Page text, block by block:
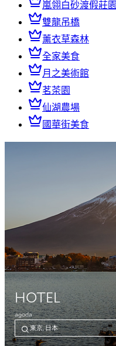
嵐翎白砂渡假莊園
雙龍吊橋
薰衣草森林
全家美食
月之美術館
茗茶園
仙湖農場
國華街美食